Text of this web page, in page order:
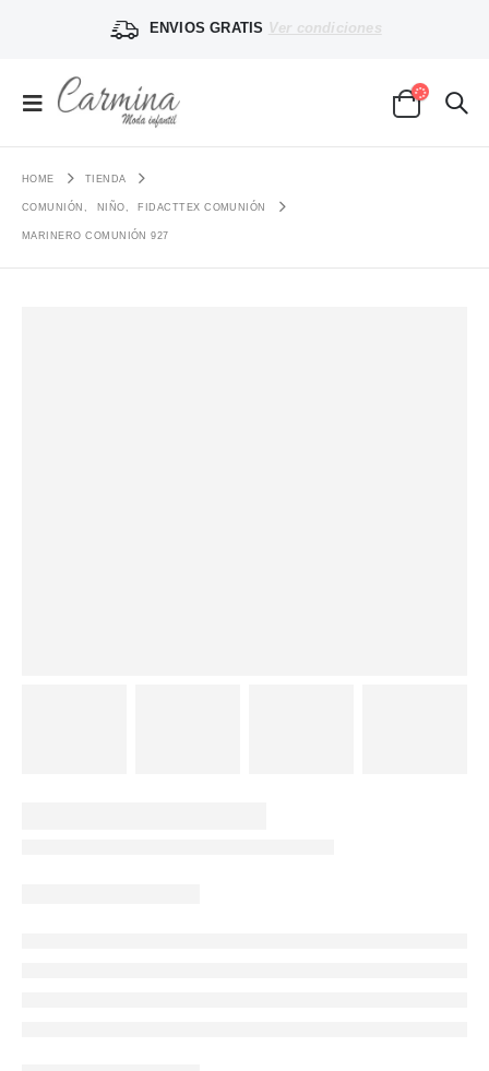
ENVIOS GRATIS Ver condiciones
HOME TIENDA
COMUNIÓN , NIÑO, FIDACTTEX COMUNIÓN
MARINERO COMUNIÓN 927